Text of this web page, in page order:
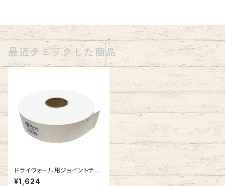
最近チェックした商品
ドライウォール用ジョイントテー
プ #161512
¥1,624